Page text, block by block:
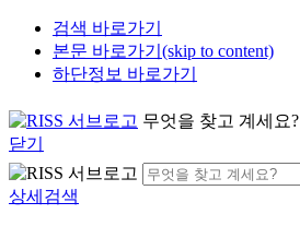
검색 바로가기
본문 바로가기(skip to content)
하단정보 바로가기
무엇을 찾고 계세요?
닫기
상세검색